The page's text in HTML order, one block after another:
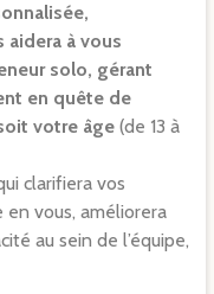
à vous
solo, gérant
en quête de
votre âge(de 13 à
clarifiera vos
vous, améliorera
au sein de l’équipe,